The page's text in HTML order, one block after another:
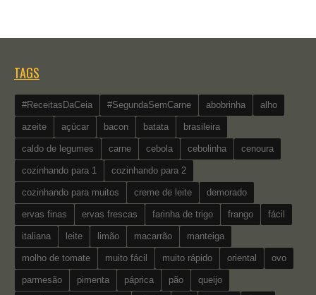
TAGS
#ReceitasDaCeia #SegundaSemCarne abobrinha alho
azeite açúcar bacon batata brasileira
caldo de legumes carne cebola cebolinha cenoura
cozinhando para 1 cozinhando para 2
cozinhando para muitos creme de leite demorado
ervas finas ervas frescas farinha de trigo frango fácil
italiana leite limão macarrão manteiga
molho de tomate muito fácil muito rápido oriental ovo
parmesão pimenta páprica pão queijo